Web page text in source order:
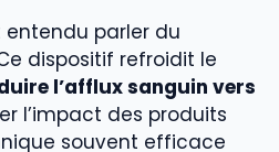
entendu parler du
dispositif refroidit le
l’afflux sanguin vers
l’impact des produits
souvent efficace